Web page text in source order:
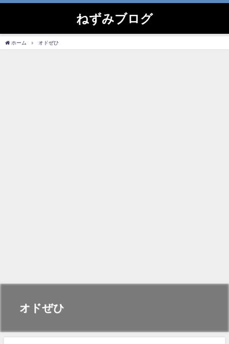
ねずみブログ
ホーム オドぜひ
オドぜひ